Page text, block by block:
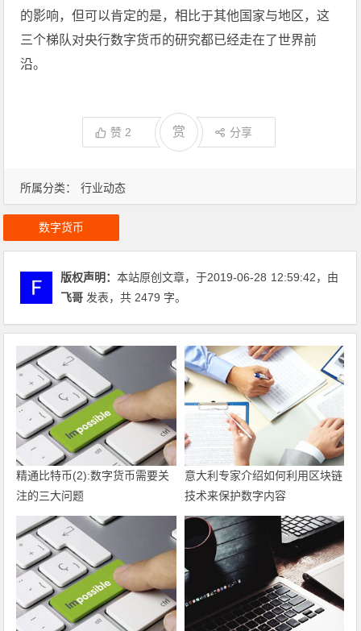
所属分类： 行业动态
的影响，但可以肯定的是，相比于其他国家与地区，这
三个梯队对央行数字货币的研究都已经走在了世界前
沿。
赞2 赏 分享
数字货币
版权声明：本站原创文章，于2019-06-28 12:59:42，由
飞哥 发表，共 2479 字。
精通比特币(2):数字货币需要关
注的三大问题
意大利专家介绍如何利用区块链
技术来保护数字内容